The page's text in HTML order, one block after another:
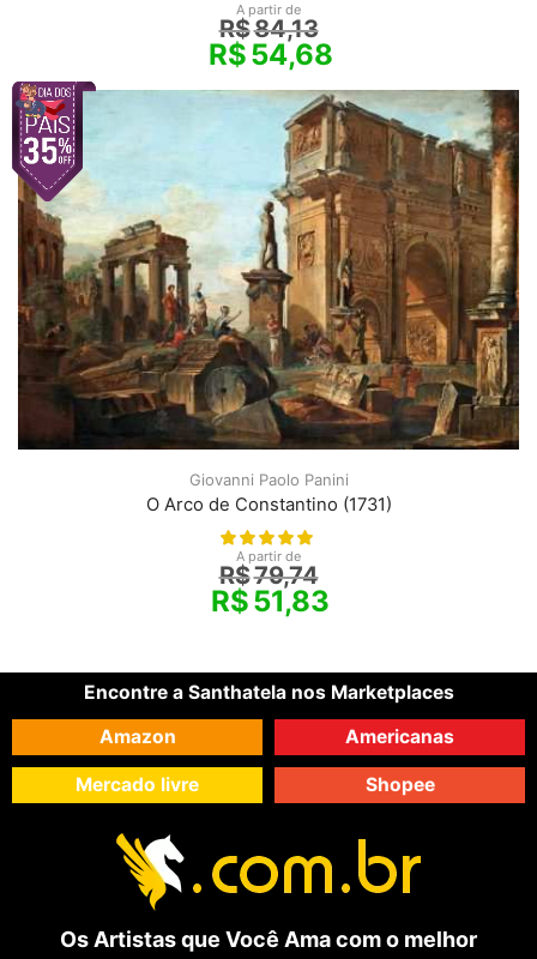
A partir de
R$84,13
R$54,68
Giovanni Paolo Panini
O Arco de Constantino (1731)
A partir de
R$79,74
R$51,83
Encontre a Santhatela nos Marketplaces
Amazon
Americanas
Mercado livre Shopee
Os Artistas que Você Ama com o melhor